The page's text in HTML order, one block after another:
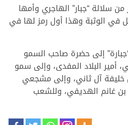
من سلالة “جبار” الهاجري وأمها
في الوثبة وهذا أول رمز لها في
إلى حضرة صاحب السمو
أمير البلاد المفدى، وإلى سمو
خليفة آل ثاني، وإلى مشجعي
غانم الهديفي، وللشعب